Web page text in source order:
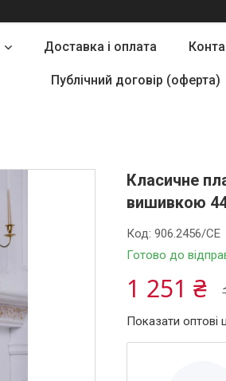
Доставка і оплата
Публічний договір (оферта)
Класичне
вишивкою
Готово до
Код:906.2456/СЕ
1 251 ₴
Показати оптові